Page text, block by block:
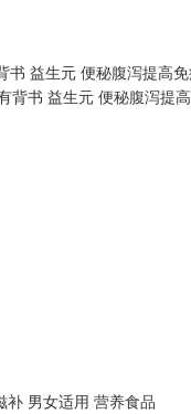
书 益生元 便秘腹泻提高
男女适用 营养食品